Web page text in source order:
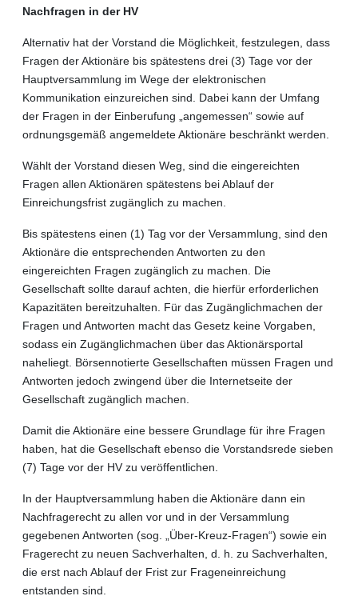
Nachfragen in der HV
Alternativ hat der Vorstand die Möglichkeit, festzulegen, dass
Fragen der Aktionäre bis spätestens drei (3) Tage vor der
Hauptversammlung im Wege der elektronischen
Kommunikation einzureichen sind. Dabei kann der Umfang
der Fragen in der Einberufung „angemessen“ sowie auf
ordnungsgemäß angemeldete Aktionäre beschränkt werden.
Wählt der Vorstand diesen Weg, sind die eingereichten
Fragen allen Aktionären spätestens bei Ablauf der
Einreichungsfrist zugänglich zu machen.
Bis spätestens einen (1) Tag vor der Versammlung, sind den
Aktionäre die entsprechenden Antworten zu den
eingereichten Fragen zugänglich zu machen. Die
Gesellschaft sollte darauf achten, die hierfür erforderlichen
Kapazitäten bereitzuhalten. Für das Zugänglichmachen der
Fragen und Antworten macht das Gesetz keine Vorgaben,
sodass ein Zugänglichmachen über das Aktionärsportal
naheliegt. Börsennotierte Gesellschaften müssen Fragen und
Antworten jedoch zwingend über die Internetseite der
Gesellschaft zugänglich machen.
Damit die Aktionäre eine bessere Grundlage für ihre Fragen
haben, hat die Gesellschaft ebenso die Vorstandsrede sieben
(7) Tage vor der HV zu veröffentlichen.
In der Hauptversammlung haben die Aktionäre dann ein
Nachfragerecht zu allen vor und in der Versammlung
gegebenen Antworten (sog. „Über-Kreuz-Fragen“) sowie ein
Fragerecht zu neuen Sachverhalten, d. h. zu Sachverhalten,
die erst nach Ablauf der Frist zur Frageneinreichung
entstanden sind.